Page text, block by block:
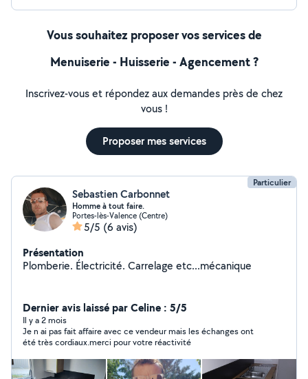
Vous souhaitez proposer vos services de
Menuiserie - Huisserie - Agencement ?
Inscrivez-vous et répondez aux demandes près de chez
vous !
Proposer mes services
Particulier
Sebastien Carbonnet
Homme à tout faire.
Portes-lès-Valence (Centre)
5/5 (6 avis)
Présentation
Plomberie. Électricité. Carrelage etc...mécanique
Dernier avis laissé par Celine : 5/5
Il y a 2 mois
Je n ai pas fait affaire avec ce vendeur mais les échanges ont
été très cordiaux.merci pour votre réactivité